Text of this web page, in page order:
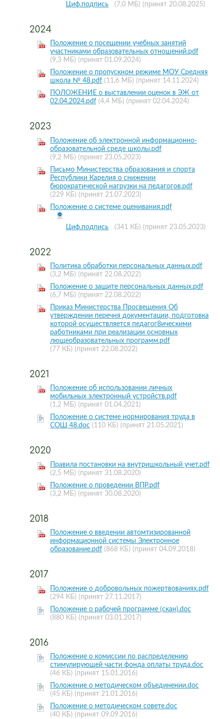
Циф.подпись (7,0 МБ) (принят 20.08.2025)
2024
Положение о посещении учебных занятий
участниками образовательных отношений.pdf
(9,3 МБ) (принят 01.09.2024)
Положение о пропускном режиме МОУ Средняя
школа № 48.pdf (11,6 МБ) (принят 14.11.2024)
ПОЛОЖЕНИЕ о выставлении оценок в ЭЖ от
02.04.2024.pdf (4,4 МБ) (принят 02.04.2024)
2023
Положение об электронной информационно-
образовательной среде школы.pdf
(9,2 МБ) (принят 23.05.2023)
Письмо Министерства образования и спорта
Республики Карелия о снижении
бюрократической нагрузки на педагогов.pdf
(229 КБ) (принят 21.07.2023)
Положение о системе оценивания.pdf
Циф.подпись (341 КБ) (принят 23.05.2023)
2022
Политика обработки персональных данных.pdf
(3,2 МБ) (принят 22.08.2022)
Положение о защите персональных данных.pdf
(6,7 МБ) (принят 22.08.2022)
Приказ Министерства Просвещения Об
утверждении перечня документации, подготовка
которой осуществляется педагог8ическими
работниками при реализации основных
лющеобразовательных программ.pdf
(77 КБ) (принят 22.08.2022)
2021
Положение об использовании личных
мобильных электронный устройств.pdf
(1,2 МБ) (принят 01.04.2021)
Положение о системе нормирования труда в
СОШ 48.doc (110 КБ) (принят 21.05.2021)
2020
Правила постановки на внутришкольный учет.pdf
(2,5 МБ) (принят 31.08.2020)
Положение о проведении ВПР.pdf
(3,2 МБ) (принят 30.08.2020)
2018
Положение о введении автомтизированной
информационной системы Электронное
образование.pdf (868 КБ) (принят 04.09.2018)
2017
Положение о добровольных пожертвованиях.pdf
(294 КБ) (принят 27.11.2017)
Положение о рабочей программе (скан).doc
(880 КБ) (принят 03.01.2017)
2016
Положение о комиссии по распределению
стимулирующей части фонда оплаты труда.doc
(46 КБ) (принят 15.01.2016)
Положение о методическом объединении.doc
(45 КБ) (принят 21.01.2016)
Положение о методическом совете.doc
(40 КБ) (принят 09.09.2016)